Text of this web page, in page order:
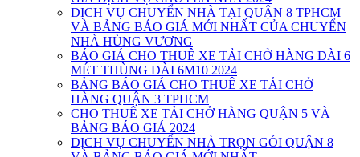
DỊCH VỤ CHUYỂN NHÀ TẠI QUẬN 8 TPHCM
VÀ BẢNG BÁO GIÁ MỚI NHẤT CỦA CHUYỂN
NHÀ HÙNG VƯƠNG
BÁO GIÁ CHO THUÊ XE TẢI CHỞ HÀNG DÀI 6
MÉT THÙNG DÀI 6M10 2024
BẢNG BÁO GIÁ CHO THUÊ XE TẢI CHỞ
HÀNG QUẬN 3 TPHCM
CHO THUÊ XE TẢI CHỞ HÀNG QUẬN 5 VÀ
BẢNG BÁO GIÁ 2024
DỊCH VỤ CHUYỂN NHÀ TRỌN GÓI QUẬN 8